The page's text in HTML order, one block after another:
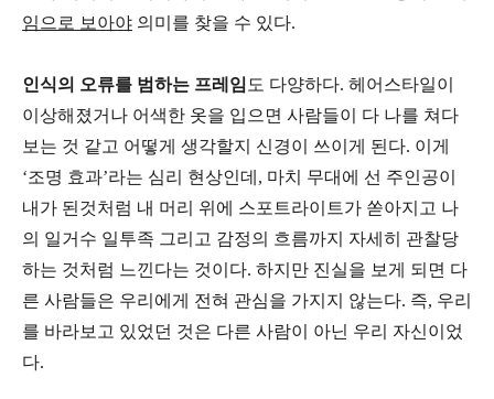
임으로 보아야 의미를 찾을 수 있다.
인식의 오류를 범하는 프레임 도 다양하다. 헤어스타일이
이상해졌거나 어색한 옷을 입으면 사람들이 다 나를 쳐다
보는 것 같고 어떻게 생각할지 신경이 쓰이게 된다. 이게
‘조명 효과’라는 심리 현상인데, 마치 무대에 선 주인공이
내가 된것처럼 내 머리 위에 스포트라이트가 쏟아지고 나
의 일거수 일투족 그리고 감정의 흐름까지 자세히 관찰당
하는 것처럼 느낀다는 것이다. 하지만 진실을 보게 되면 다
른 사람들은 우리에게 전혀 관심을 가지지 않는다. 즉, 우리
를 바라보고 있었던 것은 다른 사람이 아닌 우리 자신이었
다.